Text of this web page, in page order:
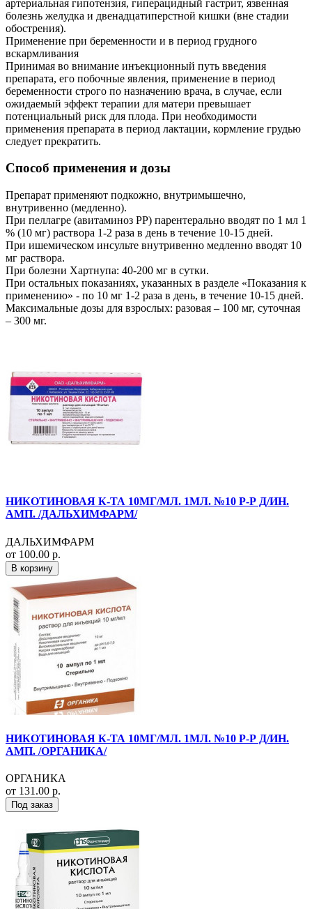
артериальная гипотензия, гиперацидный гастрит, язвенная
болезнь желудка и двенадцатиперстной кишки (вне стадии
обострения).
Применение при беременности и в период грудного
вскармливания
Принимая во внимание инъекционный путь введения
препарата, его побочные явления, применение в период
беременности строго по назначению врача, в случае, если
ожидаемый эффект терапии для матери превышает
потенциальный риск для плода. При необходимости
применения препарата в период лактации, кормление грудью
следует прекратить.
Способ применения и дозы
Препарат применяют подкожно, внутримышечно,
внутривенно (медленно).
При пеллагре (авитаминоз РР) парентерально вводят по 1 мл 1
% (10 мг) раствора 1-2 раза в день в течение 10-15 дней.
При ишемическом инсульте внутривенно медленно вводят 10
мг раствора.
При болезни Хартнупа: 40-200 мг в сутки.
При остальных показаниях, указанных в разделе «Показания к
применению» - по 10 мг 1-2 раза в день, в течение 10-15 дней.
Максимальные дозы для взрослых: разовая – 100 мг, суточная
– 300 мг.
НИКОТИНОВАЯ К-ТА 10МГ/МЛ. 1МЛ. №10 Р-Р Д/ИН.
АМП. /ДАЛЬХИМФАРМ/
ДАЛЬХИМФАРМ
от 100.00 р.
В корзину
НИКОТИНОВАЯ К-ТА 10МГ/МЛ. 1МЛ. №10 Р-Р Д/ИН.
АМП. /ОРГАНИКА/
ОРГАНИКА
от 131.00 р.
Под заказ